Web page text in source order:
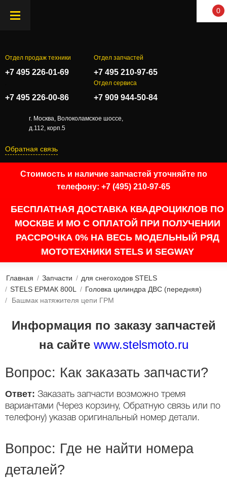
0
Отдел продаж техники
+7 495 226-01-69
Отдел запчастей
+7 495 210-97-65
+7 495 226-00-86
Отдел сервиса
+7 909 944-50-84
г. Москва, Волоколамское шоссе,
д.112, корп.5
Обратная связь
Стоимость и наличие запчастей уточняйте по
телефону: +7 (495) 210-97-65
БЕСПЛАТНАЯ ДОСТАВКА КВАДРОЦИКЛОВ ПО
МОСКВЕ И МО С ОПЛАТОЙ ПРИ ПОЛУЧЕНИИ
РАССРОЧКА 0% НА ВЕСЬ МОДЕЛЬНЫЙ РЯД
МОТОТЕХНИКИ STELS И SEGWAY
Главная / Запчасти / для снегоходов STELS
/ STELS ЕРМАК 800L / Головка цилиндра ДВС (передняя)
/
Башмак натяжителя цепи ГРМ
Информация по заказу запчастей
на сайте www.stelsmoto.ru
Вопрос: Как заказать запчасти?
Ответ: Заказать запчасти возможно тремя
вариантами (Через корзину, Обратную связь или по
телефону) указав оригинальный номер детали.
Вопрос: Где не найти номера
деталей?